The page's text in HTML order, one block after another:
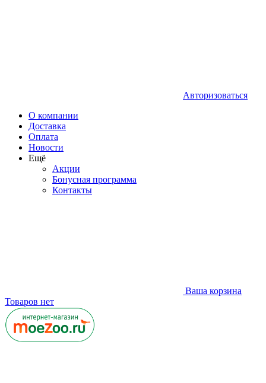
Авторизоваться
О компании
Доставка
Оплата
Новости
Ещё
Акции
Бонусная программа
Контакты
Ваша корзина
Товаров нет